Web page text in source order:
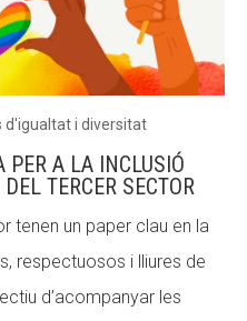
d'igualtat i diversitat
PER A LA INCLUSIÓ
TERCER SECTOR
tenen un paper clau en la
respectuosos i lliures de
d’acompanyar les